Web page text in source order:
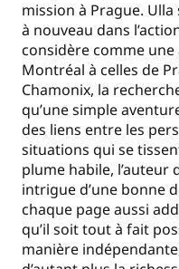
mission à Prague.
à nouveau dans
considère comme
Montréal à celles de
Chamonix, la
qu’une simple
des liens entre les
situations qui se
plume habile, l’auteur
intrigue d’une bonne
chaque page aussi
qu’il soit tout à fait
manière